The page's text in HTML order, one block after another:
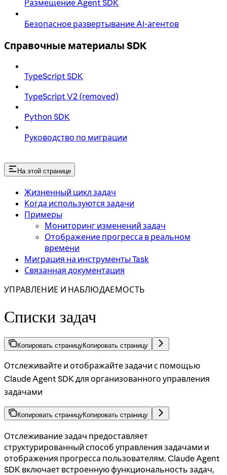
Размещение Agent SDK
Безопасное развертывание AI-агентов
Справочные материалы SDK
TypeScript SDK
TypeScript V2 (removed)
Python SDK
Руководство по миграции
На этой странице
Жизненный цикл задач
Когда используются задачи
Примеры
Мониторинг изменений задач
Отображение прогресса в реальном
времени
Миграция на инструменты Task
Связанная документация
УПРАВЛЕНИЕ И НАБЛЮДАЕМОСТЬ
Списки задач
Копировать страницуКопировать страницу
Отслеживайте и отображайте задачи с помощью
Claude Agent SDK для организованного управления
задачами
Копировать страницуКопировать страницу
Отслеживание задач предоставляет
структурированный способ управления задачами и
отображения прогресса пользователям. Claude Agent
SDK включает встроенную функциональность задач,